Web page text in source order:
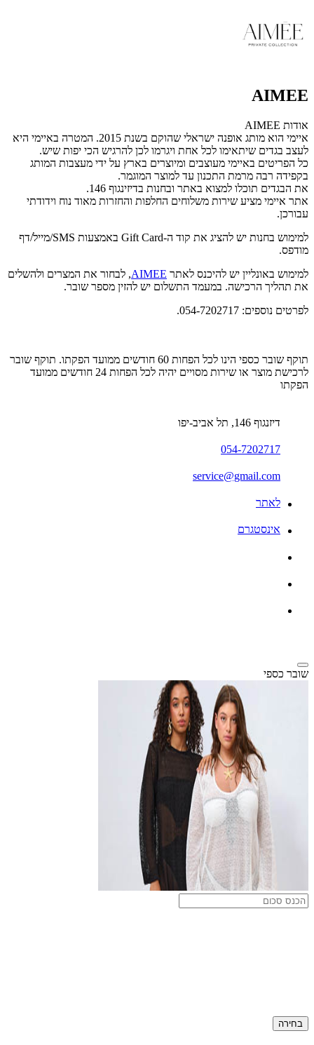
AIMEE
אודות AIMEE
איימי הוא מותג אופנה ישראלי שהוקם בשנת 2015. המטרה באיימי היא
לעצב בגדים שיתאימו לכל אחת ויגרמו לכן להרגיש הכי יפות שיש.
כל הפריטים באיימי מעוצבים ומיוצרים בארץ על ידי מעצבות המותג
בקפידה רבה מרמת התכנון עד למוצר המוגמר.
את הבגדים תוכלו למצוא באתר ובחנות בדיזינגוף 146.
אתר איימי מציע שירות משלוחים החלפות והחזרות מאוד נוח וידודתי
עבורכן.
למימוש בחנות יש להציג את קוד ה-Gift Card באמצעות SMS/מייל/דף
מודפס.
למימוש באונליין יש להיכנס לאתר AIMEE, לבחור את המצרים ולהשלים
את תהליך הרכישה. במעמד התשלום יש להזין מספר שובר.
לפרטים נוספים: 054-7202717.
תוקף שובר כספי הינו לכל הפחות 60 חודשים ממועד הפקתו. תוקף שובר
לרכישת מוצר או שירות מסויים יהיה לכל הפחות 24 חודשים ממועד
הפקתו
דיזנגוף 146, תל אביב-יפו
054-7202717
service@gmail.com
לאתר
אינסטגרם
שובר כספי
בחירה